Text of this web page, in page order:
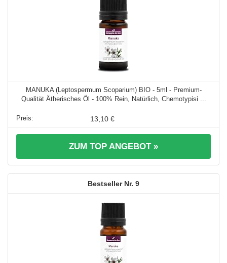
MANUKA (Leptospermum Scoparium) BIO - 5ml - Premium-
Qualität Ätherisches Öl - 100% Rein, Natürlich, Chemotypisi ...
13,10 €
ZUM TOP ANGEBOT »
9